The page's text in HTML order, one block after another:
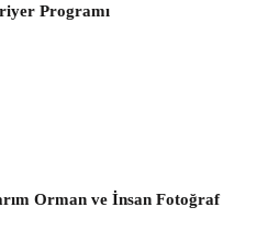
Programı
Orman ve İnsan Fotoğraf